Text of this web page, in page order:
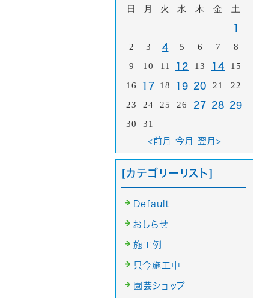
日 月 火 水 木 金 土
1
2 3 4 5 6 7
8
9
10 11 12 13 14
15
16
17 18 19 20 21
22
23
24 25 26 27 28 29
30 31
<前月 今月 翌月>
[カテゴリーリスト]
Default
おしらせ
施工例
只今施工中
園芸ショップ